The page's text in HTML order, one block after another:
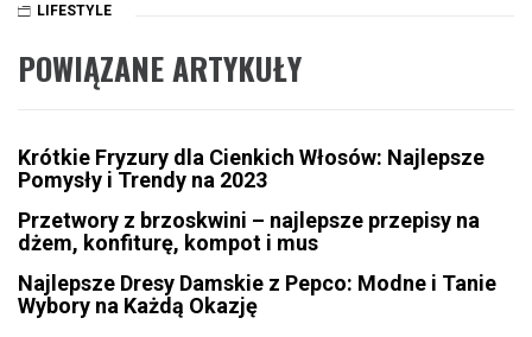
LIFESTYLE
POWIĄZANE ARTYKUŁY
Krótkie Fryzury dla Cienkich Włosów: Najlepsze
Pomysły i Trendy na 2023
Przetwory z brzoskwini – najlepsze przepisy na
dżem, konfiturę, kompot i mus
Najlepsze Dresy Damskie z Pepco: Modne i Tanie
Wybory na Każdą Okazję